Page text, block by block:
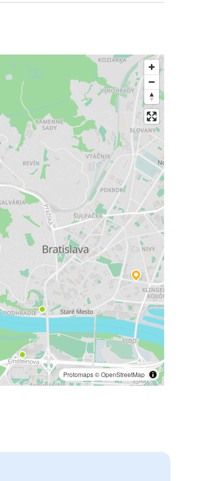
Protomaps©OpenStreetMap